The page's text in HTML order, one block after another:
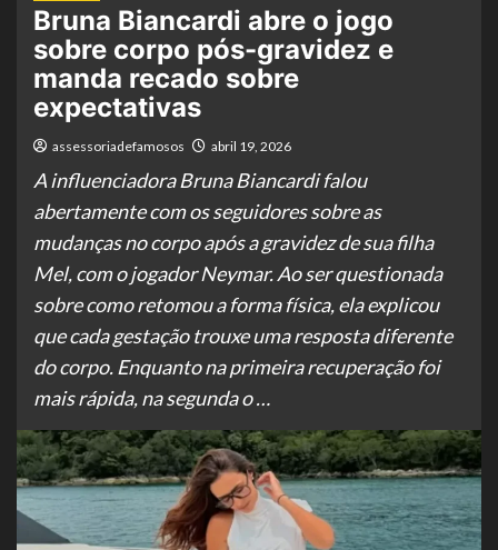
Bruna Biancardi abre o jogo
sobre corpo pós-gravidez e
manda recado sobre
expectativas
assessoriadefamosos abril 19, 2026
A influenciadora Bruna Biancardi falou
abertamente com os seguidores sobre as
mudanças no corpo após a gravidez de sua filha
Mel, com o jogador Neymar. Ao ser questionada
sobre como retomou a forma física, ela explicou
que cada gestação trouxe uma resposta diferente
do corpo. Enquanto na primeira recuperação foi
mais rápida, na segunda o …